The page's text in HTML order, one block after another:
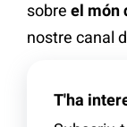
sobre el món
nostre canal
T'ha